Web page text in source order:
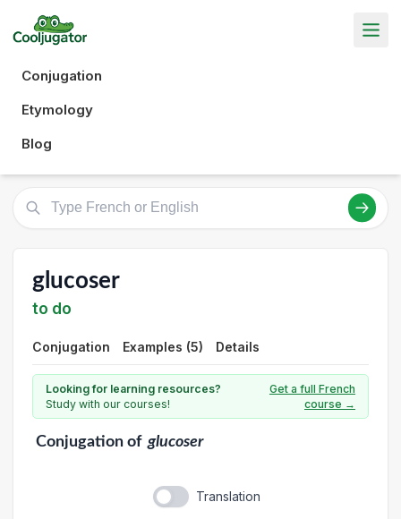
Conjugation
Etymology
Blog
glucoser
to do
Conjugation Examples (5) Details
Looking for learning resources?
Study with our courses!
Get a full French
course →
Conjugationof glucoser
Translation